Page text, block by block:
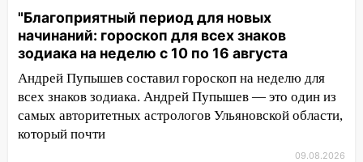
пропал 67-летний мужчина
08:11 На Ульяновск снова надвигается
07:30 Евро-3 вместо Евро-5: что
означают классы бензина и можно ли
заливать «старое» топливо в
"Благоприятный период для новых
начинаний: гороскоп для всех знаков
зодиака на неделю с 10 по 16 августа
Андрей Пупышев составил гороскоп на неделю для
всех знаков зодиака. Андрей Пупышев — это один из
самых авторитетных астрологов Ульяновской области,
который почти
09.08.2026